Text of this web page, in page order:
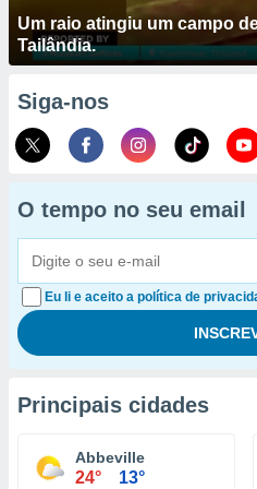
Um raio atingiu um campo
Tailândia.
Siga-nos
O tempo no seu email
Eu li e aceito a política de
Principais cidades
Abbeville
24° 13°